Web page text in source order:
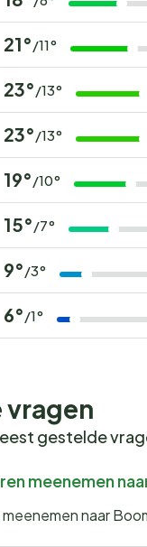
21° /11°
23° /13°
23° /13°
19° /10°
15° /7°
9° /3°
6° /1°
gestelde
meenemen
meenemen naar